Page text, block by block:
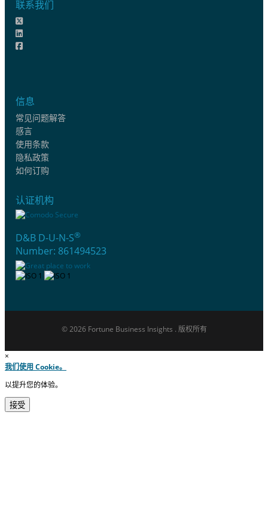
联系我们
信息
常见问题解答
感言
使用条款
隐私政策
如何订购
认证机构
D&B D-U-N-S®
Number: 861494523
© 2026 Fortune Business Insights . 版权所有
×
我们使用 Cookie。
以提升您的体验。
接受